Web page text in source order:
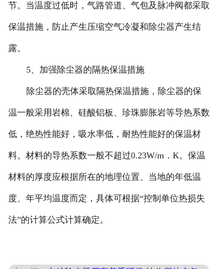
节。当温度过低时，气路管道、气包及脉冲阀都采取
保温措施，防止产生压缩空气冷凝和除尘器产生结
露。
5、加强除尘器的隔热保温措施
除尘器的壳体采取隔热保温措施，除尘器的保
温一般采用岩棉、硅酸铝板、珍珠膨胀岩等导热系数
低，绝热性能好，吸水率低，耐热性能好的保温材
料。材料的导热系数一般不超过0.23W/m．K。保温
材料的厚度应根据所在的地理位置、当地的年低温
度、年平均温度而定，具体可根据“控制单位热损失
法”的计算公式计算确定。